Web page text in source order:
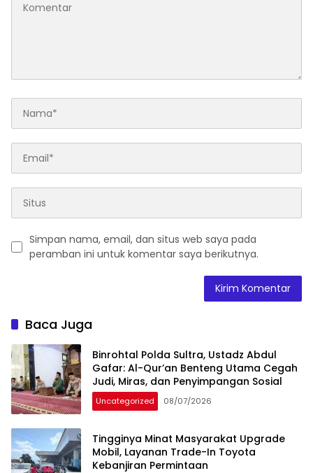
Simpan nama, email, dan situs web saya pada
peramban ini untuk komentar saya berikutnya.
Baca Juga
Binrohtal Polda Sultra, Ustadz Abdul
Gafar: Al-Qur’an Benteng Utama Cegah
Judi, Miras, dan Penyimpangan Sosial
Uncategorized 08/07/2026
Tingginya Minat Masyarakat Upgrade
Mobil, Layanan Trade-In Toyota
Kebanjiran Permintaan